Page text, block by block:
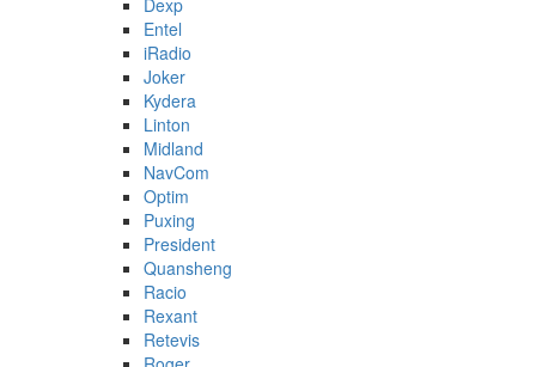
Entel
iRadio
Joker
Kydera
Linton
Midland
NavCom
Optim
Puxing
President
Quansheng
Racio
Rexant
Retevis